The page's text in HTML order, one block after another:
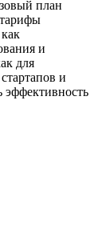
план
и
для
и